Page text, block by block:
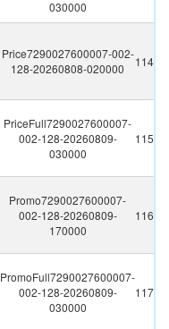
030000
Price7290027600007-002-
128-20260808-020000
114
PriceFull7290027600007-
002-128-20260809-
030000
115
Promo7290027600007-
002-128-20260809-
170000
116
PromoFull7290027600007-
002-128-20260809-
030000
117